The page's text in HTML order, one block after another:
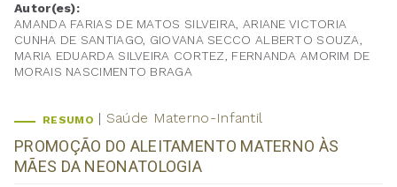
Autor(es):
AMANDA FARIAS DE MATOS SILVEIRA, ARIANE VICTORIA
CUNHA DE SANTIAGO, GIOVANA SECCO ALBERTO SOUZA,
MARIA EDUARDA SILVEIRA CORTEZ, FERNANDA AMORIM DE
MORAIS NASCIMENTO BRAGA
RESUMO Saúde Materno-Infantil
PROMOÇÃO DO ALEITAMENTO MATERNO ÀS
MÃES DA NEONATOLOGIA